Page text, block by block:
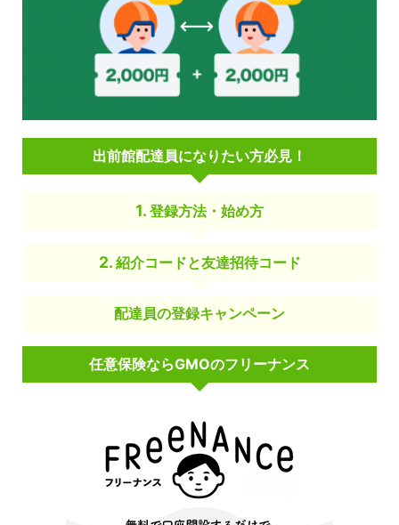
出前館配達員になりたい方必見！
登録方法・始め方
紹介コードと友達招待コード
配達員の登録キャンペーン
任意保険ならGMOのフリーナンス